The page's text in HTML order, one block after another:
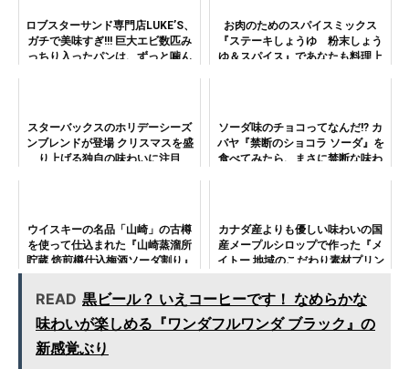
ロブスターサンド専門店LUKE’S、
ガチで美味すぎ!!! 巨大エビ数匹み
っちり入ったパンは、ずっと噛ん
お肉のためのスパイスミックス
『ステーキしょうゆ 粉末しょう
ゆ＆スパイス』であなたも料理上
スターバックスのホリデーシーズ
ンブレンドが登場 クリスマスを盛
り上げる独自の味わいに注目
ソーダ味のチョコってなんだ!? カ
バヤ『禁断のショコラ ソーダ』を
食べてみたら、まさに禁断な味わ
ウイスキーの名品「山崎」の古樽
を使って仕込まれた『山崎蒸溜所
貯蔵 焙煎樽仕込梅酒ソーダ割り』
カナダ産よりも優しい味わいの国
産メープルシロップで作った『メ
イトー 地域のこだわり素材プリン
ン』！
READ 黒ビール？ いえコーヒーです！ なめらかな
味わいが楽しめる『ワンダフルワンダ ブラック』の
新感覚ぶり